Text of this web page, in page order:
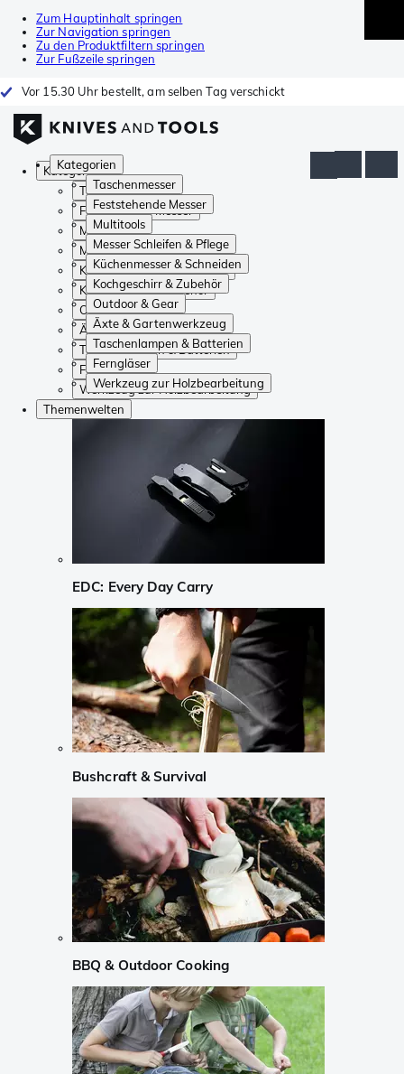
Zum Hauptinhalt springen
Zur Navigation springen
Zu den Produktfiltern springen
Zur Fußzeile springen
Vor 15.30 Uhr bestellt, am selben Tag verschickt
Kategorien
Taschenmesser
Feststehende Messer
Multitools
Messer Schleifen & Pflege
Küchenmesser & Schneiden
Kochgeschirr & Zubehör
Outdoor & Gear
Äxte & Gartenwerkzeug
Taschenlampen & Batterien
Ferngläser
Werkzeug zur Holzbearbeitung
Kategorien
Taschenmesser
Feststehende Messer
Multitools
Messer Schleifen & Pflege
Küchenmesser & Schneiden
Kochgeschirr & Zubehör
Outdoor & Gear
Äxte & Gartenwerkzeug
Taschenlampen & Batterien
Ferngläser
Werkzeug zur Holzbearbeitung
Themenwelten
EDC: Every Day Carry
Bushcraft & Survival
BBQ & Outdoor Cooking